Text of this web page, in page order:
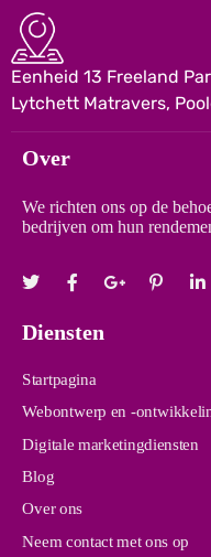
Eenheid 13 Freeland
Lytchett Matravers,
Over
We richten ons op de
bedrijven om hun
Diensten
Startpagina
Webontwerp en -
Digitale marketingdiensten
Blog
Over ons
Neem contact met ons op